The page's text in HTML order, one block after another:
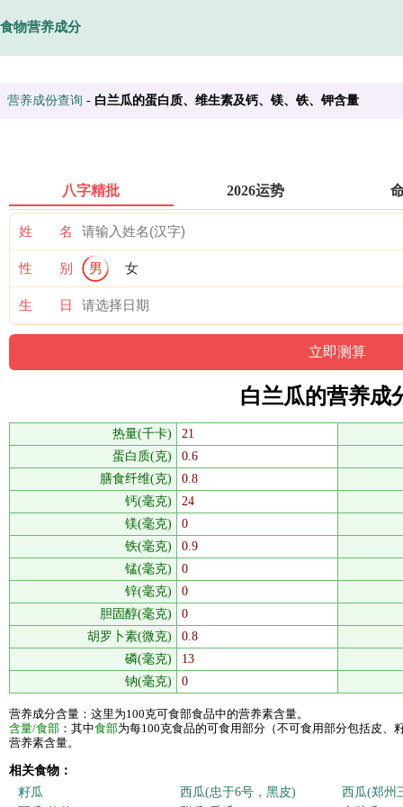
食物营养成分
营养成份查询 - 白兰瓜的蛋白质、维生素及钙、镁、铁、钾含量
八字精批 2026运势
姓 名
性 别 男 女
生 日
白兰瓜的营养成
热量(千卡)
21
蛋白质(克)
0.6
膳食纤维(克)
0.8
钙(毫克)
24
镁(毫克)
0
铁(毫克)
0.9
锰(毫克)
0
锌(毫克)
0
胆固醇(毫克)
0
胡罗卜素(微克)
0.8
磷(毫克)
13
钠(毫克)
0
营养成分含量：这里为100克可食部食品中的营养素含量。
含量/食部 ：其中食部为每100克食品的可食用部分（不可食用部分包括皮、
营养素含量。
相关食物：
籽瓜
西瓜(忠于6号，黑皮)
西瓜(郑州